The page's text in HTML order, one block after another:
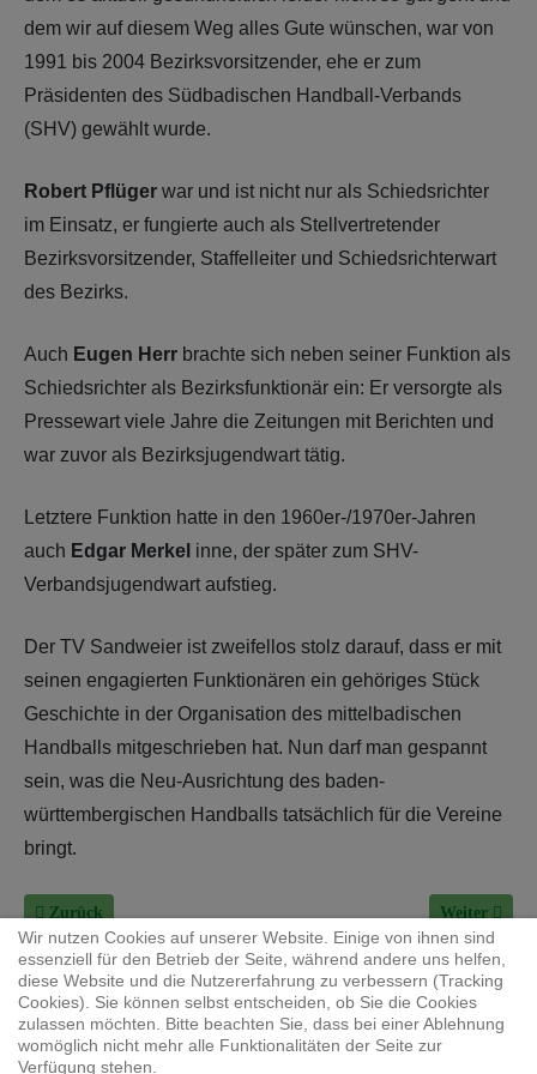
dem wir auf diesem Weg alles Gute wünschen, war von
1991 bis 2004 Bezirksvorsitzender, ehe er zum
Präsidenten des Südbadischen Handball-Verbands
(SHV) gewählt wurde.
Robert Pflüger war und ist nicht nur als Schiedsrichter
im Einsatz, er fungierte auch als Stellvertretender
Bezirksvorsitzender, Staffelleiter und Schiedsrichterwart
des Bezirks.
Auch Eugen Herr brachte sich neben seiner Funktion als
Schiedsrichter als Bezirksfunktionär ein: Er versorgte als
Pressewart viele Jahre die Zeitungen mit Berichten und
war zuvor als Bezirksjugendwart tätig.
Letztere Funktion hatte in den 1960er-/1970er-Jahren
auch Edgar Merkel inne, der später zum SHV-
Verbandsjugendwart aufstieg.
Der TV Sandweier ist zweifellos stolz darauf, dass er mit
seinen engagierten Funktionären ein gehöriges Stück
Geschichte in der Organisation des mittelbadischen
Handballs mitgeschrieben hat. Nun darf man gespannt
sein, was die Neu-Ausrichtung des baden-
württembergischen Handballs tatsächlich für die Vereine
bringt.
Vorheriger Beitrag: 100 Jahre Handball in Sandweier: Unser Gast -
Zurück Nächster
Weiter
JB Cookies
Wir nutzen Cookies auf unserer Website. Einige von ihnen sind
essenziell für den Betrieb der Seite, während andere uns helfen,
diese Website und die Nutzererfahrung zu verbessern (Tracking
Cookies). Sie können selbst entscheiden, ob Sie die Cookies
zulassen möchten. Bitte beachten Sie, dass bei einer Ablehnung
womöglich nicht mehr alle Funktionalitäten der Seite zur
Verfügung stehen.